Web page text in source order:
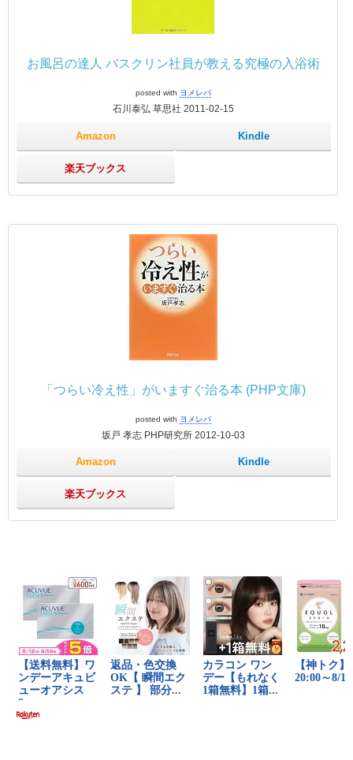
お風呂の達人 バスクリン社員が教える究極の入浴術
posted with ヨメレバ
石川泰弘 草思社 2011-02-15
Amazon Kindle
楽天ブックス
「つらい冷え性」がいますぐ治る本 (PHP文庫)
posted with ヨメレバ
坂戸 孝志 PHP研究所 2012-10-03
Amazon Kindle
楽天ブックス